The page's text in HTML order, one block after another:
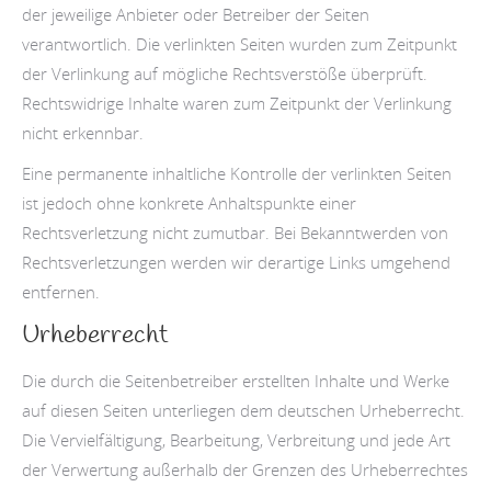
der jeweilige Anbieter oder Betreiber der Seiten
verantwortlich. Die verlinkten Seiten wurden zum Zeitpunkt
der Verlinkung auf mögliche Rechtsverstöße überprüft.
Rechtswidrige Inhalte waren zum Zeitpunkt der Verlinkung
nicht erkennbar.
Eine permanente inhaltliche Kontrolle der verlinkten Seiten
ist jedoch ohne konkrete Anhaltspunkte einer
Rechtsverletzung nicht zumutbar. Bei Bekanntwerden von
Rechtsverletzungen werden wir derartige Links umgehend
entfernen.
Urheberrecht
Die durch die Seitenbetreiber erstellten Inhalte und Werke
auf diesen Seiten unterliegen dem deutschen Urheberrecht.
Die Vervielfältigung, Bearbeitung, Verbreitung und jede Art
der Verwertung außerhalb der Grenzen des Urheberrechtes